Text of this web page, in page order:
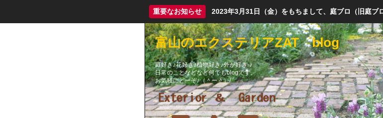
重要なお知らせ 2023年3月31日（金）をもちまして、庭ブロ（旧庭ブ
富山のエクステリアZAT blog
庭好き♪花好き♪植物好き♪外が好き-♪
日常のことなどなど何でもblogです。
お気軽にどーぞ♪（＾ー＾）/